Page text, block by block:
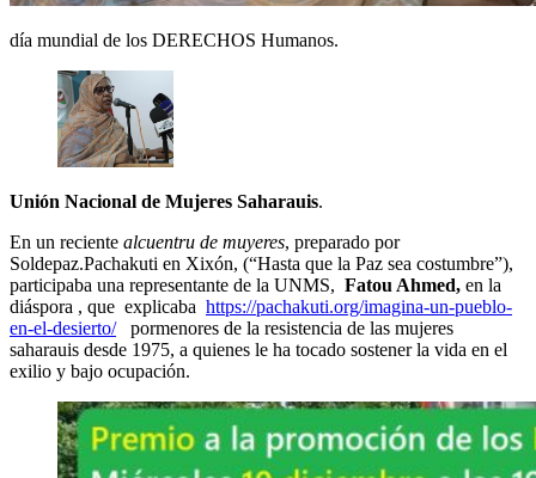
día mundial de los DERECHOS Humanos.
Unión Nacional de Mujeres Saharauis.
En un reciente alcuentru de muyeres, preparado por
Soldepaz.Pachakuti en Xixón, (“Hasta que la Paz sea costumbre”),
participaba una representante de la UNMS, Fatou Ahmed, en la
diáspora , que explicaba https://pachakuti.org/imagina-un-pueblo-
en-el-desierto/pormenores de la resistencia de las mujeres
saharauis desde 1975, a quienes le ha tocado sostener la vida en el
exilio y bajo ocupación.